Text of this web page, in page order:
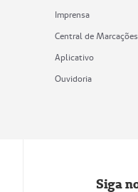
Imprensa
Central de Marcações
Aplicativo
Ouvidoria
Siga